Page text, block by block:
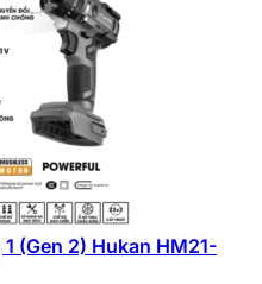
(Gen 2) Hukan HM21-